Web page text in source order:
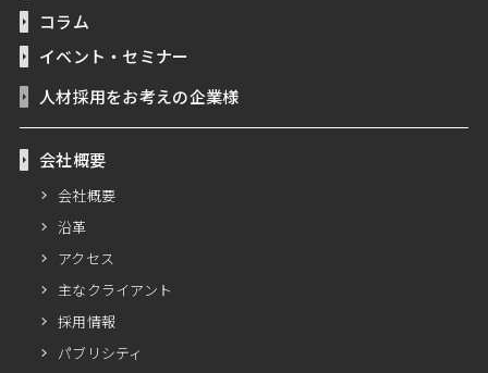
コラム
イベント・セミナー
人材採用をお考えの企業様
会社概要
会社概要
沿革
アクセス
主なクライアント
採用情報
パブリシティ